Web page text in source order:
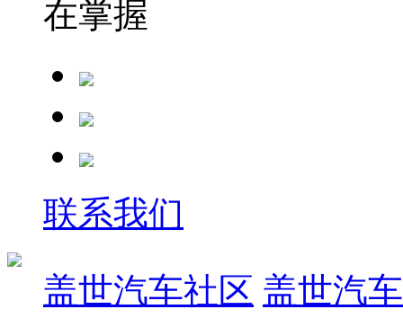
在掌握
联系我们
盖世汽车社区 盖世汽